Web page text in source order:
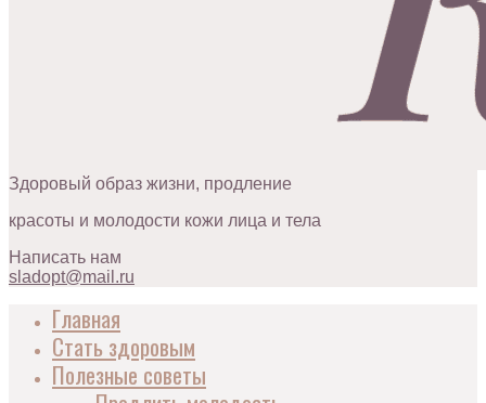
Здоровый образ жизни, продление
красоты и молодости кожи лица и тела
Написать нам
sladopt@mail.ru
Главная
Стать здоровым
Полезные советы